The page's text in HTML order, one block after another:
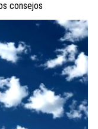
consejos